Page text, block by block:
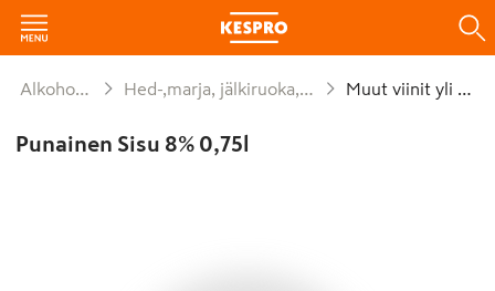
Alkoholijuomat Hed-,marja, jälkiruoka,alkoholitt viinit Muut viinit yli 1,2%
Punainen Sisu 8% 0,75l